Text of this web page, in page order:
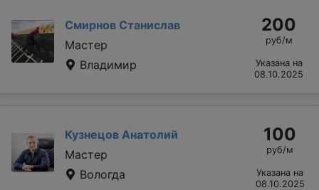
Смирнов Станислав
Мастер
Владимир
200
руб/м
Указана на
08.10.2025
Кузнецов Анатолий
Мастер
Вологда
100
руб/м
Указана на
08.10.2025